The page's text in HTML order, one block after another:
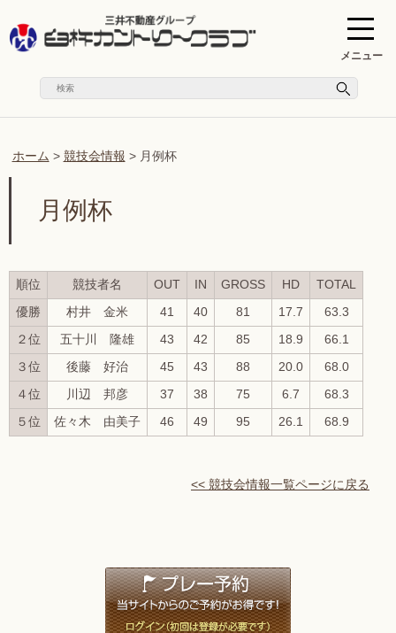
メニュー
ホーム > 競技会情報 > 月例杯
月例杯
順位 競技者名 OUT IN GROSS HD TOTAL
優勝 村井 金米 41 40 81 17.7 63.3
２位 五十川 隆雄 43 42 85 18.9 66.1
３位 後藤 好治 45 43 88 20.0 68.0
４位 川辺 邦彦 37 38 75 6.7 68.3
５位 佐々木 由美子 46 49 95 26.1 68.9
<< 競技会情報一覧ページに戻る